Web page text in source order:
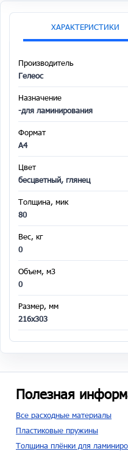
ХАРАКТЕРИСТИКИ
Производитель
Гелеос
Назначение
-для ламинирования
Формат
A4
Цвет
бесцветный, глянец
Толщина, мик
80
Вес, кг
0
Объем, м3
0
Размер, мм
216х303
Полезная
Все расходные материалы
Пластиковые пружины
Толщина плёнки для